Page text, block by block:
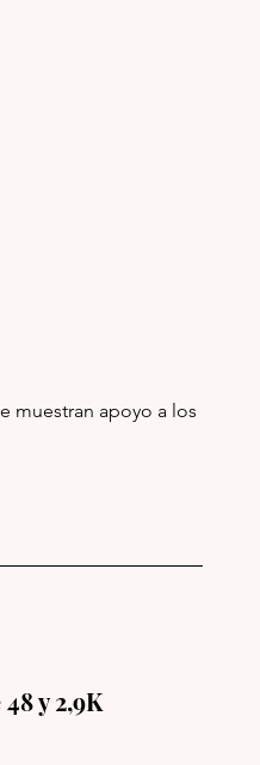
muestran apoyo a los
y 2,9K